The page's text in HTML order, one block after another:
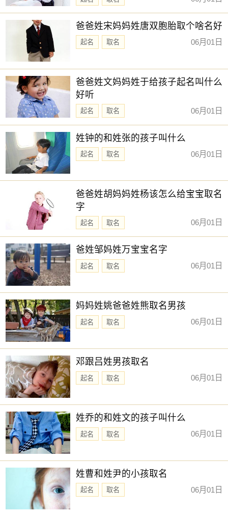
爸爸姓宋妈妈姓唐双胞胎取个啥名好
起名 取名 06月01日
爸爸姓文妈妈姓于给孩子起名叫什么
好听
起名 取名 06月01日
姓钟的和姓张的孩子叫什么
起名 取名 06月01日
爸爸姓胡妈妈姓杨该怎么给宝宝取名
字
起名 取名 06月01日
爸姓邹妈姓万宝宝名字
起名 取名 06月01日
妈妈姓姚爸爸姓熊取名男孩
起名 取名 06月01日
邓跟吕姓男孩取名
起名 取名 06月01日
姓乔的和姓文的孩子叫什么
起名 取名 06月01日
姓曹和姓尹的小孩取名
起名 取名 06月01日